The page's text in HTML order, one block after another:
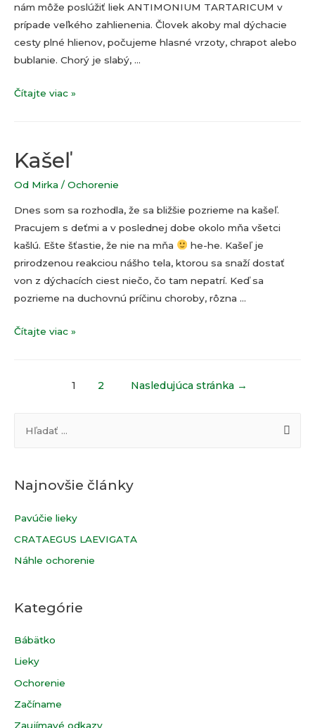
nám môže poslúžiť liek ANTIMONIUM TARTARICUM v
prípade veľkého zahlienenia. Človek akoby mal dýchacie
cesty plné hlienov, počujeme hlasné vrzoty, chrapot alebo
bublanie. Chorý je slabý, …
Kašeľ
Čítajte viac »
Kašeľ
Od Mirka / Ochorenie
Dnes som sa rozhodla, že sa bližšie pozrieme na kašeľ.
Pracujem s deťmi a v poslednej dobe okolo mňa všetci
kašlú. Ešte šťastie, že nie na mňa
he-he. Kašeľ je
prirodzenou reakciou nášho tela, ktorou sa snaží dostať
von z dýchacích ciest niečo, čo tam nepatrí. Keď sa
pozrieme na duchovnú príčinu choroby, rôzna …
Kašeľ
Čítajte viac »
Navigácia
článkoch
1 2 Nasledujúca stránka →
d
ť
:
Najnovšie články
Pavúčie lieky
CRATAEGUS LAEVIGATA
Náhle ochorenie
Kategórie
Bábätko
Lieky
Ochorenie
Začíname
Zaujímavé odkazy